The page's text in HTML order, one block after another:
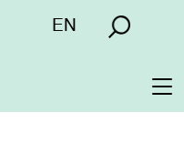
Menú
EN